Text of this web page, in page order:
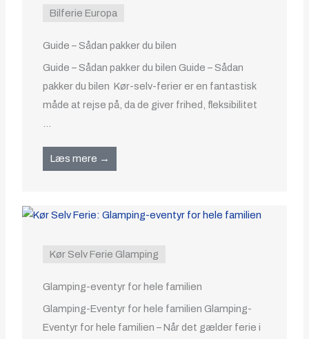
Bilferie Europa
Guide – Sådan pakker du bilen
Guide – Sådan pakker du bilen Guide – Sådan
pakker du bilen Kør-selv-ferier er en fantastisk
måde at rejse på, da de giver frihed, fleksibilitet
Læs mere →
Kør Selv Ferie Glamping
Glamping-eventyr for hele familien
Glamping-Eventyr for hele familien Glamping-
Eventyr for hele familien – Når det gælder ferie i